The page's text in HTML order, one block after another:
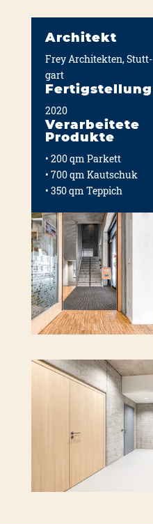
Architekt
Frey Archi­tek­ten, Stutt­
gart
Fertigstellung
2020
Verarbeitete
Produkte
• 200 qm Par­kett
• 700 qm Kau­tschuk
• 350 qm Tep­pich